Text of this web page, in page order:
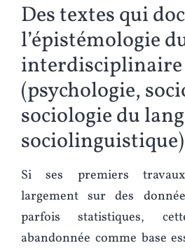
Des textes qui
l’épistémologie
interdisciplinaire
(psychologie,
sociologie du
sociolinguistique)
Si ses premiers
largement sur des
parfois statistiques,
abandonnée comme base